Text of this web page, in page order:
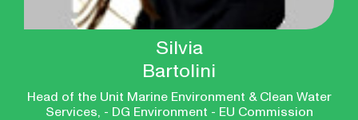
Silvia
Bartolini
Head of the Unit Marine Environment & Clean Water
Services, - DG Environment - EU Commission